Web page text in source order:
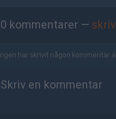
0 kommentarer —
Ingen har skrivit någon kommentar
Skriv en kommentar